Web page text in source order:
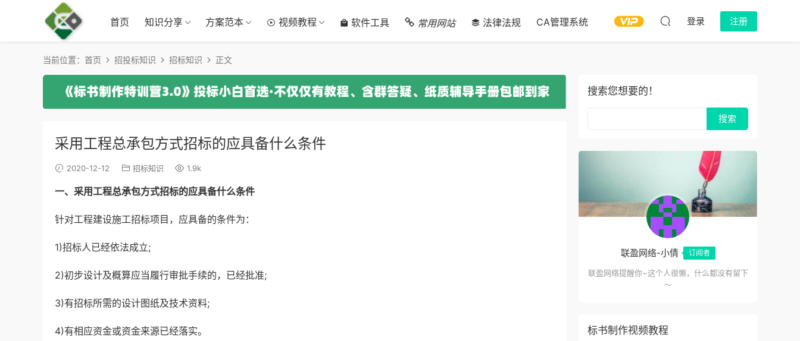
首页 知识分享 方案范本 视频教程 软件工具 常用网站 法律法规 CA管理系统 登录 注册
当前位置： 首页 招投标知识 招标知识 正文
采用工程总承包方式招标的应具备什么条件
2020-12-12 招标知识 1.9k
一、采用工程总承包方式招标的应具备什么条件
针对工程建设施工招标项目，应具备的条件为：
1)招标人已经依法成立;
2)初步设计及概算应当履行审批手续的，已经批准;
3)有招标所需的设计图纸及技术资料;
4)有相应资金或资金来源已经落实。
搜索您想要的！
联盈网络-小倩 订阅者
联盈网络提醒你~这个人很懒，什么都没有留下
～
标书制作视频教程